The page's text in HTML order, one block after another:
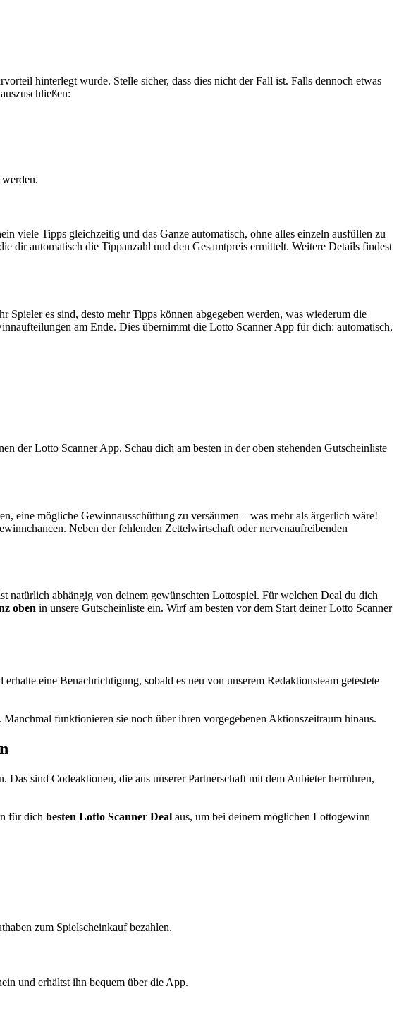
hinterlegt wurde. Stelle sicher, dass dies nicht der Fall ist. Falls dennoch etwas
viele Tipps gleichzeitig und das Ganze automatisch, ohne alles einzeln ausfüllen zu
dir automatisch die Tippanzahl und den Gesamtpreis ermittelt. Weitere Details findest
Spieler es sind, desto mehr Tipps können abgegeben werden, was wiederum die
am Ende. Dies übernimmt die Lotto Scanner App für dich: automatisch,
der Lotto Scanner App. Schau dich am besten in der oben stehenden Gutscheinliste
eine mögliche Gewinnausschüttung zu versäumen – was mehr als ärgerlich wäre!
Neben der fehlenden Zettelwirtschaft oder nervenaufreibenden
natürlich abhängig von deinem gewünschten Lottospiel. Für welchen Deal du dich
oben in unsere Gutscheinliste ein. Wirf am besten vor dem Start deiner Lotto Scanner
erhalte eine Benachrichtigung, sobald es neu von unserem Redaktionsteam getestete
funktionieren sie noch über ihren vorgegebenen Aktionszeitraum hinaus.
Das sind Codeaktionen, die aus unserer Partnerschaft mit dem Anbieter herrühren,
für dich besten Lotto Scanner Deal aus, um bei deinem möglichen Lottogewinn
zum Spielscheinkauf bezahlen.
und erhältst ihn bequem über die App.